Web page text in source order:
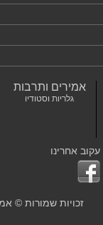
אמירים ותרבות
גלריות וסטודיו
עקוב אחרינו
זכויות שמורות © אמירים 2016. נבנה